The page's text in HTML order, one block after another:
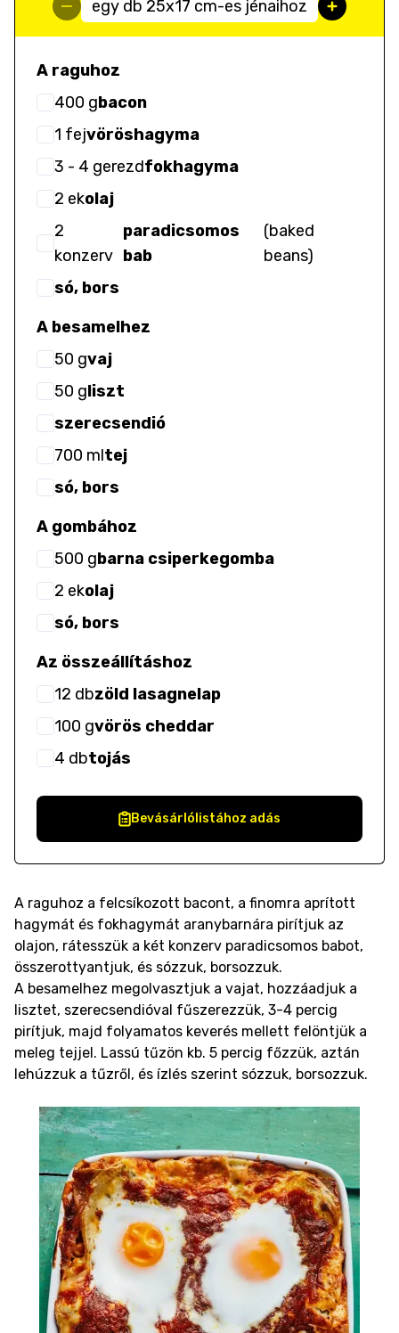
egy db 25x17 cm-es jénaihoz
A raguhoz
400 gbacon
1 fejvöröshagyma
3 - 4 gerezdfokhagyma
2 ekolaj
2
konzerv
paradicsomos
bab
(baked
beans)
só, bors
A besamelhez
50 gvaj
50 gliszt
szerecsendió
700 mltej
só, bors
A gombához
500 gbarna csiperkegomba
2 ekolaj
só, bors
Az összeállításhoz
12 dbzöld lasagnelap
100 gvörös cheddar
4 dbtojás
Bevásárlólistához adás
A raguhoz a felcsíkozott bacont, a finomra aprított
hagymát és fokhagymát aranybarnára pirítjuk az
olajon, rátesszük a két konzerv paradicsomos babot,
összerottyantjuk, és sózzuk, borsozzuk.
A besamelhez megolvasztjuk a vajat, hozzáadjuk a
lisztet, szerecsendióval fűszerezzük, 3-4 percig
pirítjuk, majd folyamatos keverés mellett felöntjük a
meleg tejjel. Lassú tűzön kb. 5 percig főzzük, aztán
lehúzzuk a tűzről, és ízlés szerint sózzuk, borsozzuk.